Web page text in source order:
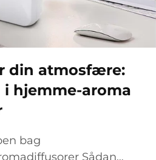
din atmosfære:
i hjemme-aroma
bag
Sådan